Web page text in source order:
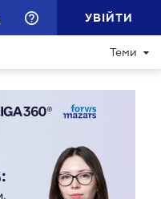
УВІЙТИ
Теми